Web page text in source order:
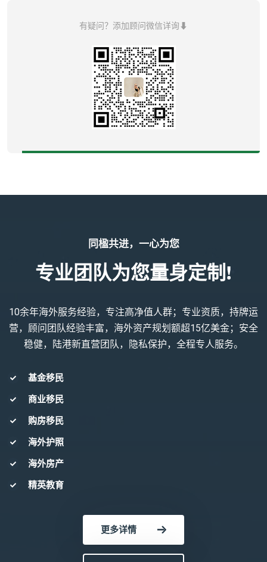
有疑问？添加顾问微信详询⬇
同楹共进，一心为您
专业团队为您量身定制!
10余年海外服务经验，专注高净值人群；专业资质，持牌运
营，顾问团队经验丰富，海外资产规划额超15亿美金；安全
稳健，陆港新直营团队，隐私保护，全程专人服务。
基金移民
商业移民
购房移民
海外护照
海外房产
精英教育
更多详情